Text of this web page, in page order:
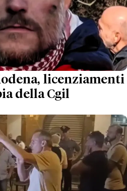
licenziamenti
della Cgil